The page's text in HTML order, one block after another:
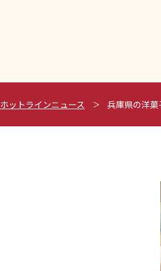
ホットラインニュース 兵庫県の洋